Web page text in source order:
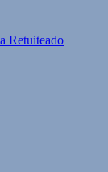
Retuiteado